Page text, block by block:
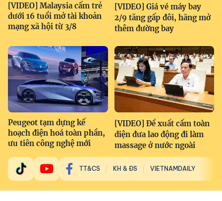
[VIDEO] Malaysia cấm trẻ
dưới 16 tuổi mở tài khoản
mạng xã hội từ 3/8
[VIDEO] Giá vé máy bay
2/9 tăng gấp đôi, hãng mở
thêm đường bay
Peugeot tạm dựng kế
hoạch điện hoá toàn phần,
ưu tiên công nghệ mới
[VIDEO] Đề xuất cấm toàn
diện đưa lao động đi làm
massage ở nước ngoài
TT&CS KH & ĐS VIETNAMDAILY